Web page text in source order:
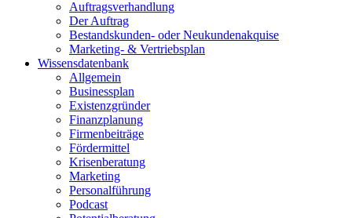
Auftragsverhandlung
Der Auftrag
Bestandskunden- oder Neukundenakquise
Marketing- & Vertriebsplan
Wissensdatenbank
Allgemein
Businessplan
Existenzgründer
Finanzplanung
Firmenbeiträge
Fördermittel
Krisenberatung
Marketing
Personalführung
Podcast